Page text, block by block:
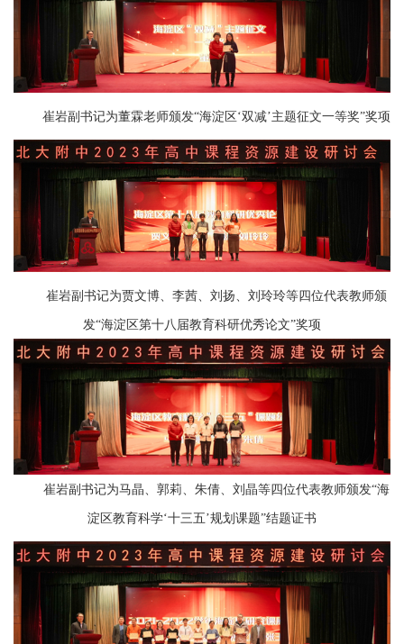
崔岩副书记为董霖老师颁发“海淀区‘双减’主题征文一等奖”奖项
崔岩副书记为贾文博、李茜、刘扬、刘玲玲等四位代表教师颁
发“海淀区第十八届教育科研优秀论文”奖项
崔岩副书记为马晶、郭莉、朱倩、刘晶等四位代表教师颁发“海
淀区教育科学‘十三五’规划课题”结题证书